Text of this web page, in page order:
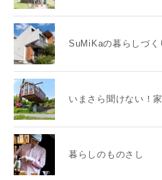
SuMiKaの暮らしづく
いまさら聞けない！
暮らしのものさし